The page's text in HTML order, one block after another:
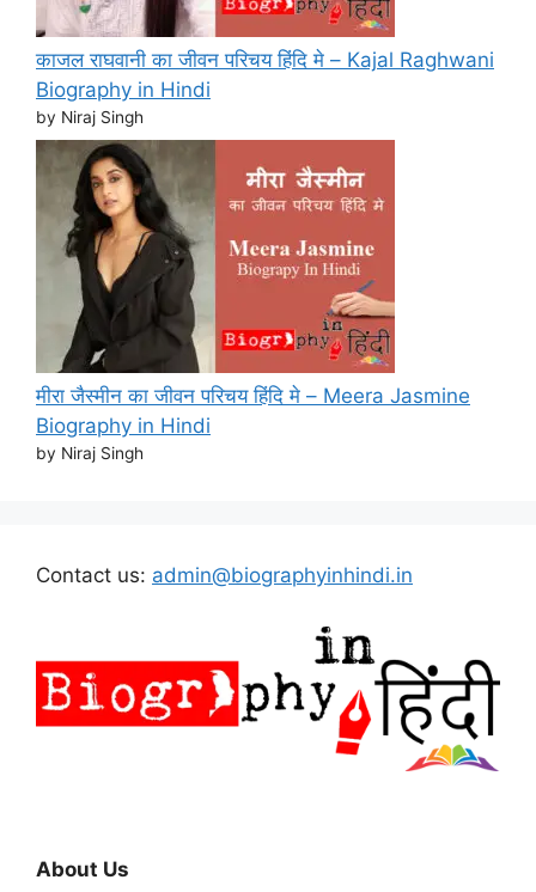
काजल राघवानी का जीवन परिचय हिंदि मे – Kajal Raghwani
Biography in Hindi
by Niraj Singh
मीरा जैस्मीन का जीवन परिचय हिंदि मे – Meera Jasmine
Biography in Hindi
by Niraj Singh
Contact us: admin@biographyinhindi.in
About Us